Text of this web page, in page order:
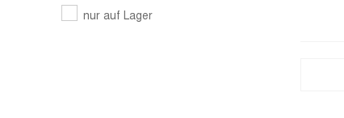
nur auf Lager